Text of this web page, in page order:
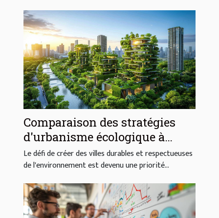
Comparaison des stratégies
d'urbanisme écologique à
travers le monde
Le défi de créer des villes durables et respectueuses
de l'environnement est devenu une priorité...